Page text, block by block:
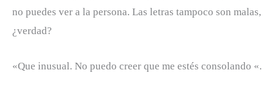
no puedes ver a la persona. Las letras tampoco son malas,
¿verdad?
«Que inusual. No puedo creer que me estés consolando «.